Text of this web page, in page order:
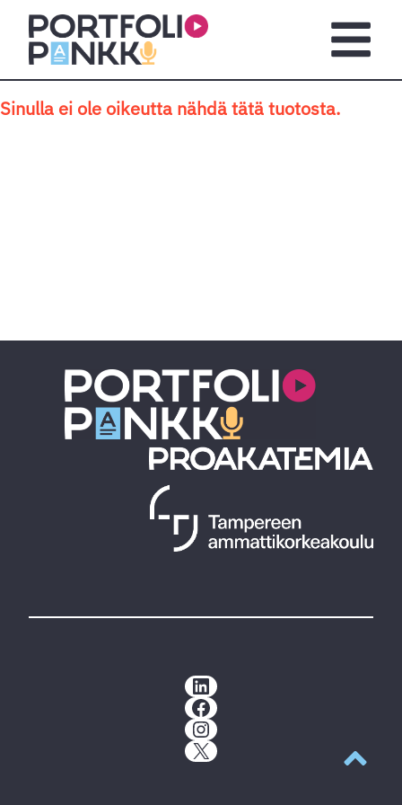
Siirry sisältöön
Sinulla ei ole oikeutta nähdä tätä tuotosta.
LinkedIn
Facebook
Instagram
X
Takaisin